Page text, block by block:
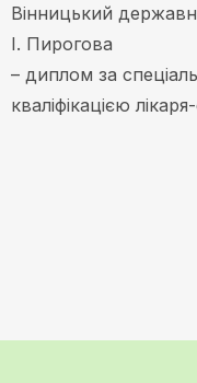
Вінницький
І. Пирогова
– диплом за
кваліфікацією